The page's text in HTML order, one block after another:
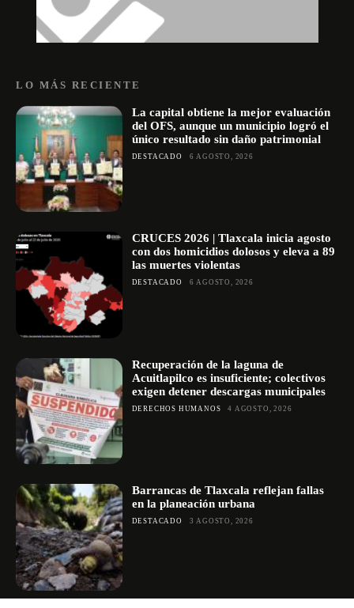
LO MÁS RECIENTE
La capital obtiene la mejor evaluación
del OFS, aunque un municipio logró el
único resultado sin daño patrimonial
DESTACADO 6 AGOSTO, 2026
CRUCES 2026 | Tlaxcala inicia agosto
con dos homicidios dolosos y eleva a 89
las muertes violentas
DESTACADO 6 AGOSTO, 2026
Recuperación de la laguna de
Acuitlapilco es insuficiente; colectivos
exigen detener descargas municipales
DERECHOS HUMANOS 4 AGOSTO, 2026
Barrancas de Tlaxcala reflejan fallas
en la planeación urbana
DESTACADO 3 AGOSTO, 2026